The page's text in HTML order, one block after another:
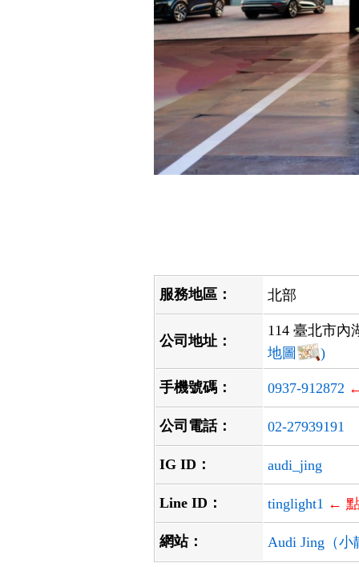
服務地區： 北部
公司地址：
114 臺北市內
地圖
)
手機號碼： 0937-912872
公司電話： 02-27939191
IG ID： audi_jing
Line ID： tinglight1 ←
網站： Audi Jing（小